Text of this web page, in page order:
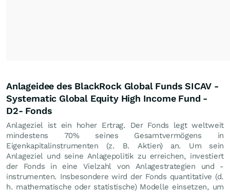
Anlageidee des BlackRock Global Funds SICAV -
Systematic Global Equity High Income Fund -
D2- Fonds
Anlageziel ist ein hoher Ertrag. Der Fonds legt weltweit
mindestens 70% seines Gesamtvermögens in
Eigenkapitalinstrumenten (z. B. Aktien) an. Um sein
Anlageziel und seine Anlagepolitik zu erreichen, investiert
der Fonds in eine Vielzahl von Anlagestrategien und -
instrumenten. Insbesondere wird der Fonds quantitative (d.
h. mathematische oder statistische) Modelle einsetzen, um